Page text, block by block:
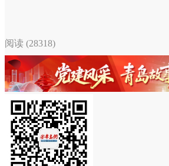
阅读 (28318)